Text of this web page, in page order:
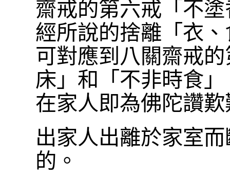
齋戒的第六戒「不
經所說的捨離「衣
可對應到八關齋戒
床」和「不非時食
在家人即為佛陀讚
出家人出離於家室
的。